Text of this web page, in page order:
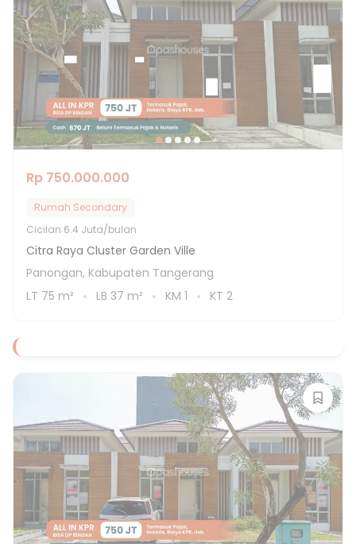
Rp 750.000.000
Rumah Secondary
Cicilan 6.4 Juta/bulan
Citra Raya Cluster Garden Ville
Panongan, Kabupaten Tangerang
LT 75 m² LB 37 m² KM 1 KT 2